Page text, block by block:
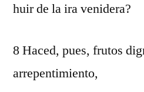
huir de la ira venidera?
8 Haced, pues, frutos
arrepentimiento,